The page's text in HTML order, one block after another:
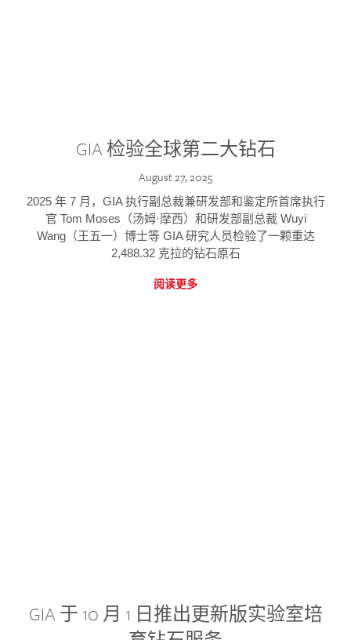
GIA 检验全球第二大钻石
August 27, 2025
2025 年 7 月，GIA 执行副总裁兼研发部和鉴定所首席执行
官 Tom Moses（汤姆·摩西）和研发部副总裁 Wuyi
Wang（王五一）博士等 GIA 研究人员检验了一颗重达
2,488.32 克拉的钻石原石
阅读更多
GIA 于 10 月 1 日推出更新版实验室培